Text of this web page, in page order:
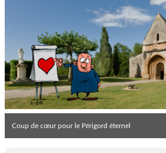
Coup de cœur pour le Périgord éternel